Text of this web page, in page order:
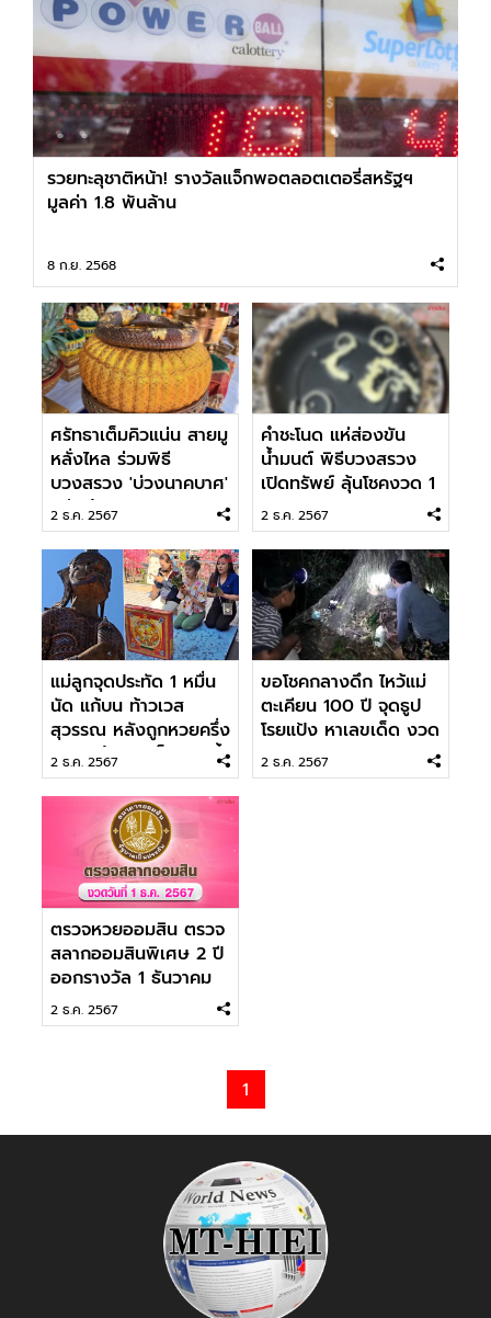
รวยทะลุชาติหน้า! รางวัลแจ็กพอตลอตเตอรี่สหรัฐฯ
มูลค่า 1.8 พันล้าน
8 ก.ย. 2568
ศรัทธาเต็มคิวแน่น สายมู
หลั่งไหล ร่วมพิธี
บวงสรวง 'บ่วงนาคบาศ'
แห่ไหว้ขอโชคลาภ
2 ธ.ค. 2567
คำชะโนด แห่ส่องขัน
น้ำมนต์ พิธีบวงสรวง
เปิดทรัพย์ ลุ้นโชคงวด 1
ธ.ค. 67
2 ธ.ค. 2567
แม่ลูกจุดประทัด 1 หมื่น
นัด แก้บน ท้าวเวส
สุวรรณ หลังถูกหวยครึ่ง
แสน แย้มเลขเด็ดงวดนี้
2 ธ.ค. 2567
ขอโชคกลางดึก ไหว้แม่
ตะเคียน 100 ปี จุดธูป
โรยแป้ง หาเลขเด็ด งวด
1 ธ.ค.67
2 ธ.ค. 2567
ตรวจหวยออมสิน ตรวจ
สลากออมสินพิเศษ 2 ปี
ออกรางวัล 1 ธันวาคม
2567
2 ธ.ค. 2567
1